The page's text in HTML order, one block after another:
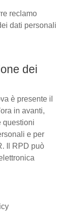
reclamo
dati personali
dei
è presente il
in avanti,
questioni
e per
Il RPD può